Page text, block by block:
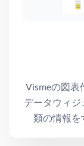
Vismeの図表
データウィ
類の情報を